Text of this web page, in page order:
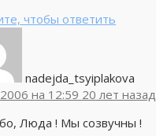
чтобы ответить
nadejda_tsyiplakova
на 12:59 20 лет назад
Люда ! Мы созвучны !